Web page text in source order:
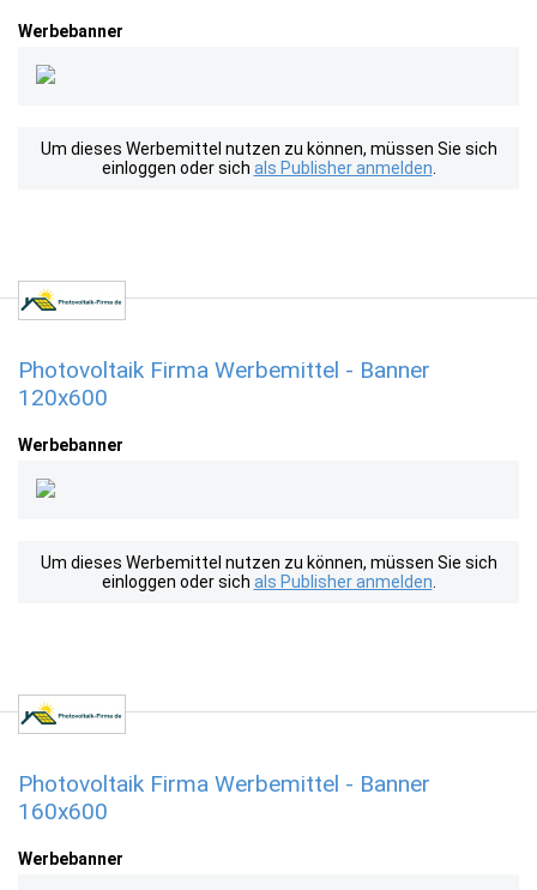
Werbebanner
Um dieses Werbemittel nutzen zu können, müssen Sie sich
einloggen oder sich als Publisher anmelden
Photovoltaik Firma Werbemittel - Banner
120x600
Werbebanner
Um dieses Werbemittel nutzen zu können, müssen Sie sich
einloggen oder sich als Publisher anmelden
Photovoltaik Firma Werbemittel - Banner
160x600
Werbebanner